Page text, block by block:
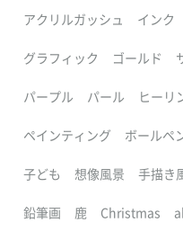
アクリルガッシュ インク
グラフィック ゴールド
パープル パール ヒーリ
ペインティング ボールペ
子ども 想像風景 手描き
鉛筆画 鹿 Christmas